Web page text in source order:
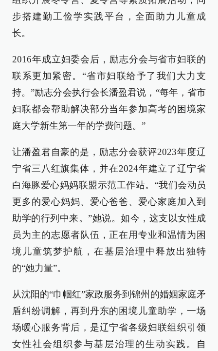
步搭建勤工俭学实践平台，全面助力儿童成
长。
2016年成立妇委会后，励志分会与省市妇联的
联系更加紧密。“省市妇联给予了我们大力支
持。”励志分会执行会长潘盈君说，“每年，省市
妇联都会帮助解决部分当年参加高考的困境家
庭大学新生第一年的学费问题。”
让潘盈君自豪的是，励志分会获评2023年度辽
宁省三八红旗集体，并在2024年建立了辽宁省
白海豚爱心妈妈联盟示范工作站。“我们会动员
更多的爱心妈妈、爱心爸爸、爱心家庭加入到
助学的行列中来。”她说。如今，这支以女性成
员为主的志愿者队伍，正在用专业和温情为困
境儿童筑梦护航，在基层治理中释放出独特
的“她力量”。
从沈阳的“巾帼红”家政服务到锦州的婚姻家庭矛
盾纠纷调解，再到丹东的困境儿童助学，一场
场暖心服务背后，是辽宁省各级妇联组织引领
女性社会组织参与基层治理的生动实践。自